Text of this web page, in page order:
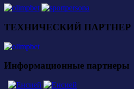
ТЕХНИЧЕСКИЙ ПАРТНЕР
Информационные партнеры